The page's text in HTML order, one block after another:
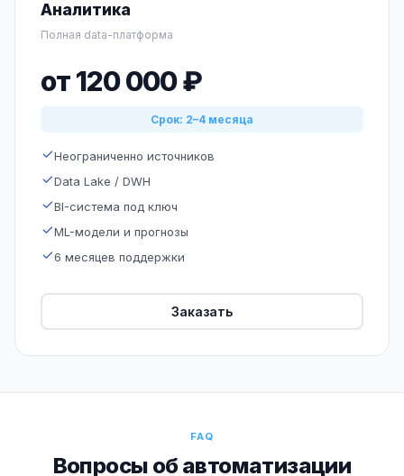
Аналитика
Полная data-платформа
от 120 000 ₽
Срок: 2–4 месяца
Неограниченно источников
Data Lake / DWH
BI-система под ключ
ML-модели и прогнозы
6 месяцев поддержки
Заказать
FAQ
Вопросы об автоматизации